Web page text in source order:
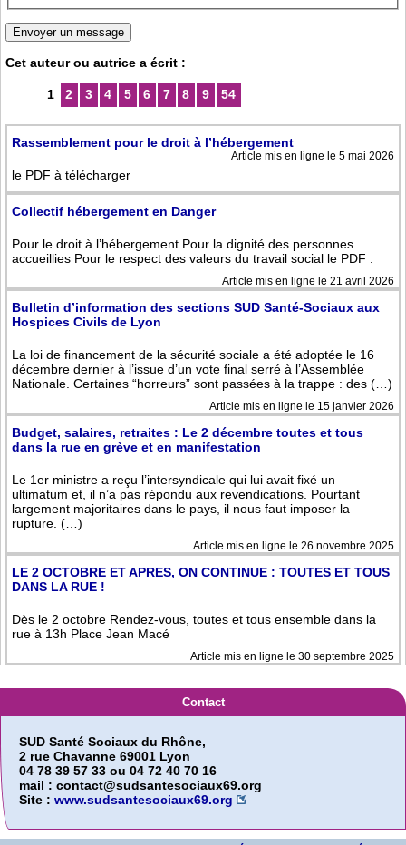
Cet auteur ou autrice a écrit :
1 2 3 4 5 6 7 8 9 54
Rassemblement pour le droit à l’hébergement
le PDF à télécharger
Article mis en ligne le 5 mai 2026
Collectif hébergement en Danger
Pour le droit à l’hébergement Pour la dignité des personnes
accueillies Pour le respect des valeurs du travail social le PDF :
Article mis en ligne le 21 avril 2026
Bulletin d’information des sections SUD Santé-Sociaux aux
Hospices Civils de Lyon
La loi de financement de la sécurité sociale a été adoptée le 16
décembre dernier à l’issue d’un vote final serré à l’Assemblée
Nationale. Certaines “horreurs” sont passées à la trappe : des (…)
Article mis en ligne le 15 janvier 2026
Budget, salaires, retraites : Le 2 décembre toutes et tous
dans la rue en grève et en manifestation
Le 1er ministre a reçu l’intersyndicale qui lui avait fixé un
ultimatum et, il n’a pas répondu aux revendications. Pourtant
largement majoritaires dans le pays, il nous faut imposer la
rupture. (…)
Article mis en ligne le 26 novembre 2025
LE 2 OCTOBRE ET APRES, ON CONTINUE : TOUTES ET TOUS
DANS LA RUE !
Dès le 2 octobre Rendez-vous, toutes et tous ensemble dans la
rue à 13h Place Jean Macé
Article mis en ligne le 30 septembre 2025
Contact
SUD Santé Sociaux du Rhône,
2 rue Chavanne 69001 Lyon
04 78 39 57 33 ou 04 72 40 70 16
mail : contact@sudsantesociaux69.org
Site : www.sudsantesociaux69.org